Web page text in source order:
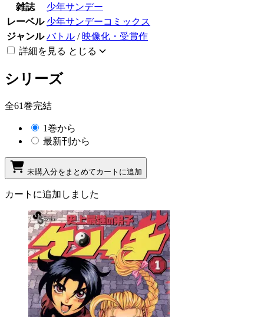
雑誌
少年サンデー
レーベル 少年サンデーコミックス
ジャンル バトル / 映像化・受賞作
詳細を見る とじる
シリーズ
全61巻完結
1巻から
最新刊から
未購入分をまとめてカートに追加
カートに追加しました